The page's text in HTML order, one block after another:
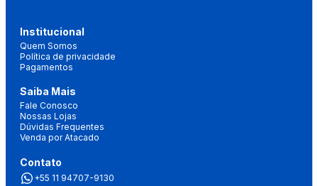
Institucional
Quem Somos
Política de privacidade
Pagamentos
Saiba Mais
Fale Conosco
Nossas Lojas
Dúvidas Frequentes
Venda por Atacado
Contato
+55 11 94707-9130